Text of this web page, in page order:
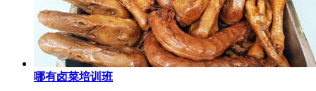
哪有卤菜培训班